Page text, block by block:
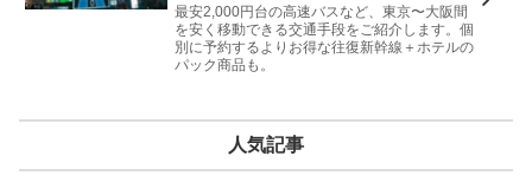
最安2,000円台の高速バスなど、東京〜大阪間
を安く移動できる交通手段をご紹介します。個
別に予約するよりお得な往復新幹線＋ホテルの
パック商品も。
人気記事